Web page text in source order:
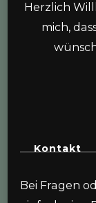
Herzlich
mich,
Kontakt
Bei Fragen